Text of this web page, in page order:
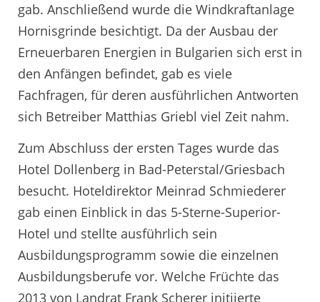
gab. Anschließend wurde die Windkraftanlage
Hornisgrinde besichtigt. Da der Ausbau der
Erneuerbaren Energien in Bulgarien sich erst in
den Anfängen befindet, gab es viele
Fachfragen, für deren ausführlichen Antworten
sich Betreiber Matthias Griebl viel Zeit nahm.
Zum Abschluss der ersten Tages wurde das
Hotel Dollenberg in Bad-Peterstal/Griesbach
besucht. Hoteldirektor Meinrad Schmiederer
gab einen Einblick in das 5-Sterne-Superior-
Hotel und stellte ausführlich sein
Ausbildungsprogramm sowie die einzelnen
Ausbildungsberufe vor. Welche Früchte das
2013 von Landrat Frank Scherer initiierte